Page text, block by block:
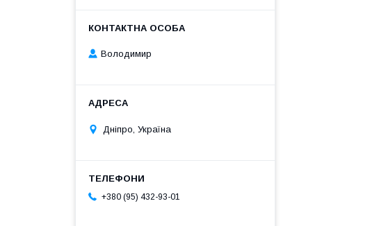
Володимир
Дніпро, Україна
+380 (95) 432-93-01